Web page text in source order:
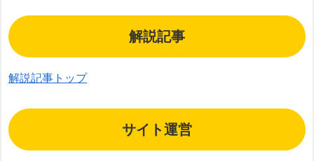
解説記事
解説記事トップ
サイト運営